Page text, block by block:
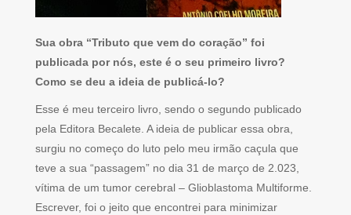
Sua obra “Tributo que vem do coração” foi
publicada por nós, este é o seu primeiro livro?
Como se deu a ideia de publicá-lo?
Esse é meu terceiro livro, sendo o segundo publicado
pela Editora Becalete. A ideia de publicar essa obra,
surgiu no começo do luto pelo meu irmão caçula que
teve a sua “passagem” no dia 31 de março de 2.023,
vítima de um tumor cerebral – Glioblastoma Multiforme.
Escrever, foi o jeito que encontrei para minimizar